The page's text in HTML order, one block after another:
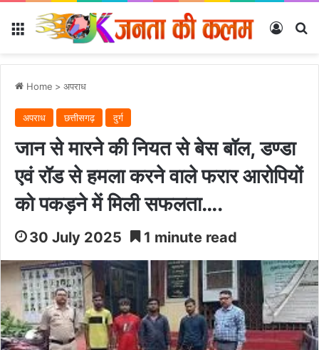
Menu Log In
Home > अपराध
अपराध छत्तीसगढ़ दुर्ग
जान से मारने की नियत से बेस बॉल, डण्डा
एवं रॉड से हमला करने वाले फरार आरोपियों
को पकड़ने में मिली सफलता….
30 July 2025 1 minute read